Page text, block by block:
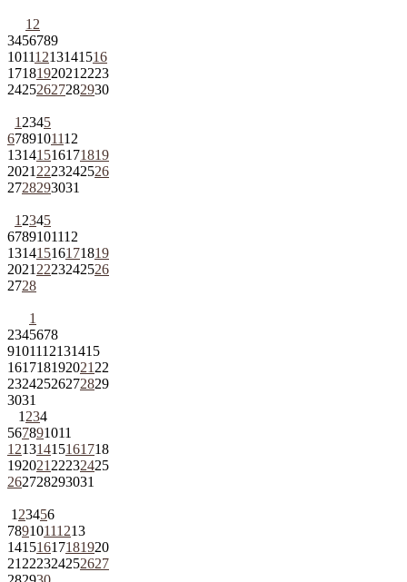
1 2
3456789
10111213141516
1718192021 2223
24252627282930
1 2345
6789101112
13141516171819
2021 2223242526
2728293031
1 2345
6789101112
13141516171819
2021 2223242526
2728
1
2345678
9101112131415
161718192021 22
23242526272829
3031
1 234
567891011
12131415161718
192021 22232425
262728293031
1 23456
78910111213
14151617181920
21 222324252627